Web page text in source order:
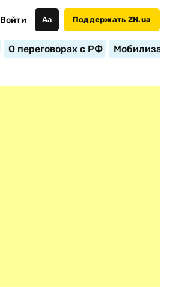
Войти Аа Поддержать ZN.ua
О переговорах с РФ